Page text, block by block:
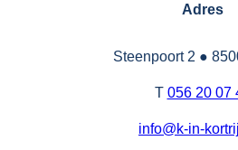
Adres
Steenpoort 2 ●
T 056 20 07
info@k-in-